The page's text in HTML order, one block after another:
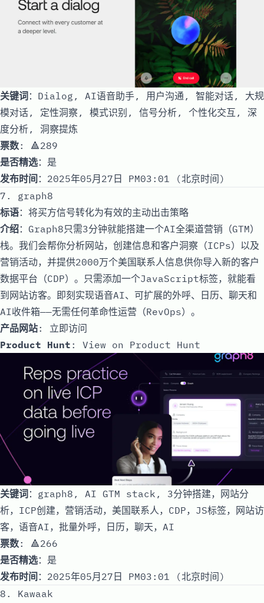
关键词：Dialog, AI语音助手, 用户沟通, 智能对话, 大规
模对话, 定性洞察, 模式识别, 信号分析, 个性化交互, 深
度分析, 洞察提炼
票数: 🔺289
是否精选：是
发布时间 ：2025年05月27日 PM03:01 (北京时间)
7. graph8
标语：将买方信号转化为有效的主动出击策略
介绍：Graph8只需3分钟就能搭建一个AI全渠道营销（GTM）
栈。我们会帮你分析网站，创建信息和客户洞察（ICPs）以及
营销活动，并提供2000万个美国联系人信息供你导入新的客户
数据平台（CDP）。只需添加一个JavaScript标签，就能看
到网站访客。即刻实现语音AI、可扩展的外呼、日历、聊天和
AI收件箱——无需任何革命性运营（RevOps）。
产品网站: 立即访问
Product Hunt : View on Product Hunt
关键词：graph8, AI GTM stack, 3分钟搭建，网站分
析，ICP创建，营销活动，美国联系人，CDP，JS标签，网站访
客，语音AI，批量外呼，日历，聊天，AI
票数: 🔺266
是否精选：是
发布时间 ：2025年05月27日 PM03:01 (北京时间)
8. Kawaak